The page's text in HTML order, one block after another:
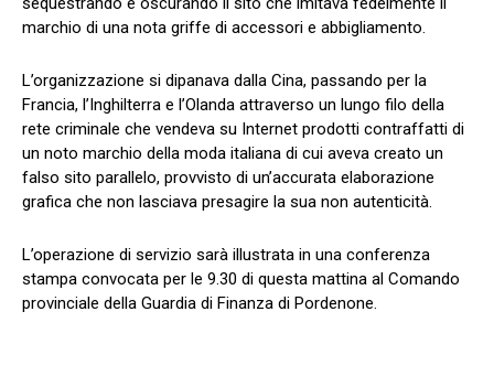
marchio di una nota griffe di accessori e abbigliamento.
L’organizzazione si dipanava dalla Cina, passando per la
Francia, l’Inghilterra e l’Olanda attraverso un lungo filo della
rete criminale che vendeva su Internet prodotti contraffatti di
un noto marchio della moda italiana di cui aveva creato un
falso sito parallelo, provvisto di un’accurata elaborazione
grafica che non lasciava presagire la sua non autenticità.
L’operazione di servizio sarà illustrata in una conferenza
stampa convocata per le 9.30 di questa mattina al Comando
provinciale della Guardia di Finanza di Pordenone.